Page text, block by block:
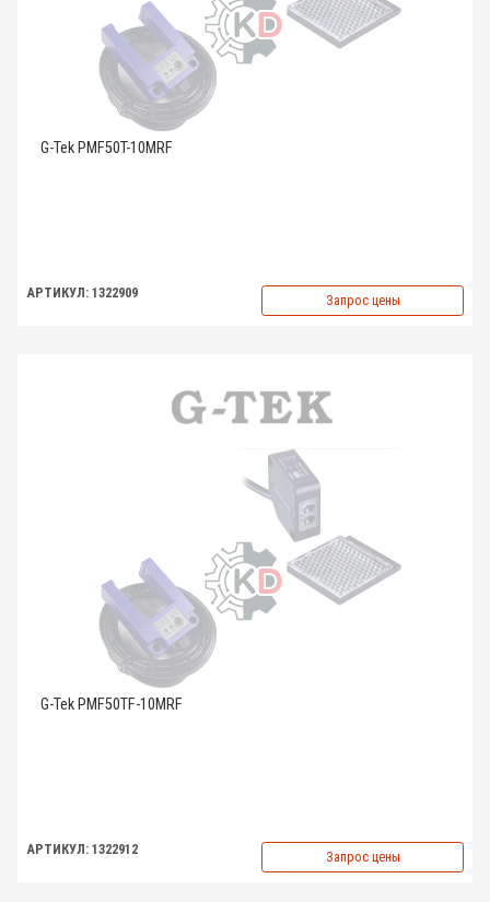
G-Tek PMF50T-10MRF
АРТИКУЛ: 1322909 Запрос цены
G-Tek PMF50TF-10MRF
АРТИКУЛ: 1322912 Запрос цены